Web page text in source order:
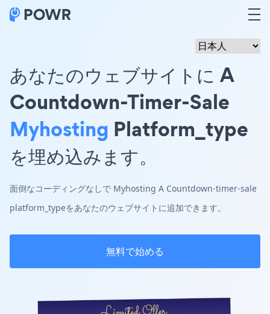
あなたのウェブサイトに A
Countdown-Timer-Sale
Myhosting Platform_type
を埋め込みます。
面倒なコーディングなしで Myhosting A Countdown-timer-sale
platform_typeをあなたのウェブサイトに追加できます。
無料で始める